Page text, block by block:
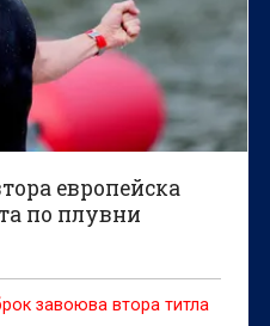
европейска
по плувни
завоюва втора титла